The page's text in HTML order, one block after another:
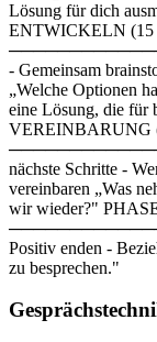
Lösung für dich
ENTWICKELN (15
- Gemeinsam
„Welche Optionen
eine Lösung, die für
VEREINBARUNG
nächste Schritte -
vereinbaren „Was
wir wieder?"
Positiv enden -
zu besprechen."